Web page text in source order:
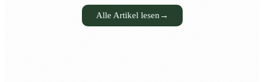
Alle Artikel lesen →